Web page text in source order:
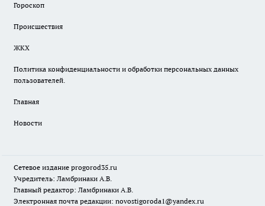
Гороскоп
Происшествия
ЖКХ
Политика конфиденциальности и обработки персональных данных
пользователей.
Главная
Новости
Сетевое издание progorod35.ru
Учредитель: Ламбринаки А.В.
Главный редактор: Ламбринаки А.В.
Электронная почта редакции: novostigoroda1@yandex.ru